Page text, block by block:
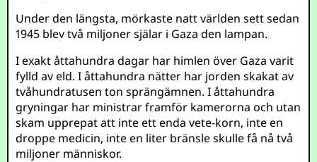
Under den längsta, mörkaste natt världen sett sedan
1945 blev två miljoner själar i Gaza den lampan.
I exakt åttahundra dagar har himlen över Gaza varit
fylld av eld. I åttahundra nätter har jorden skakat av
tvåhundratusen ton sprängämnen. I åttahundra
gryningar har ministrar framför kamerorna och utan
skam upprepat att inte ett enda vete-korn, inte en
droppe medicin, inte en liter bränsle skulle få nå två
miljoner människor.